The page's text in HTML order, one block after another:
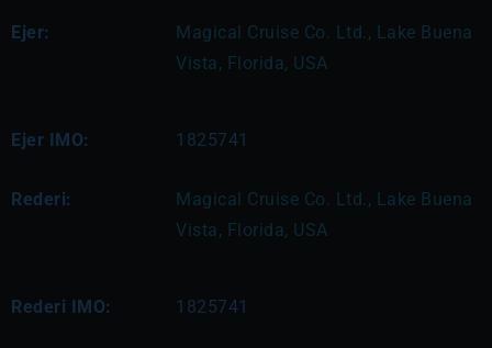
Ejer:
Magical Cruise Co. Ltd., Lake Buena
Vista, Florida, USA
Ejer IMO: 1825741
Rederi:
Magical Cruise Co. Ltd., Lake Buena
Vista, Florida, USA
Rederi IMO: 1825741